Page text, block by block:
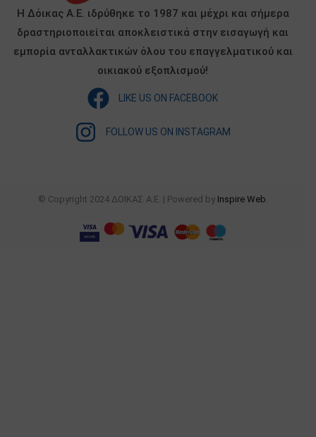
Η Δόικας Α.Ε. ιδρύθηκε το 1987 και μέχρι και σήμερα
δραστηριοποιείται αποκλειστικά στην εισαγωγή και
εμπορία ανταλλακτικών όλου του επαγγελματικού και
οικιακού εξοπλισμού!
LIKE US ON FACEBOOK
FOLLOW US ON INSTAGRAM
© Copyright 2024 ΔΟΙΚΑΣ Α.Ε. | Powered by Inspire Web